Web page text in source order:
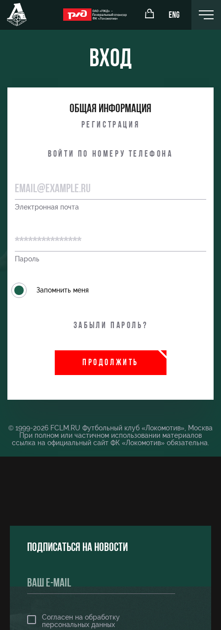
ENG
Организация мероприятий
Аренда площадей
Вход
Общая информация
Регистрация
Войти по номеру телефона
Электронная почта
Пароль
Запомнить меня
Забыли пароль?
ПРОДОЛЖИТЬ
© 1999-2026 FCLM.RU Футбольный клуб «Локомотив», Москва
При полном или частичном использовании материалов
ссылка на официальный сайт ФК «Локомотив» обязательна.
Подписаться на новости
Согласен на обработку
персональных данных